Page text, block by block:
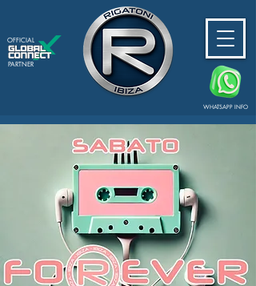
PARTNER
OFFICIAL
WHATSAPP INFO